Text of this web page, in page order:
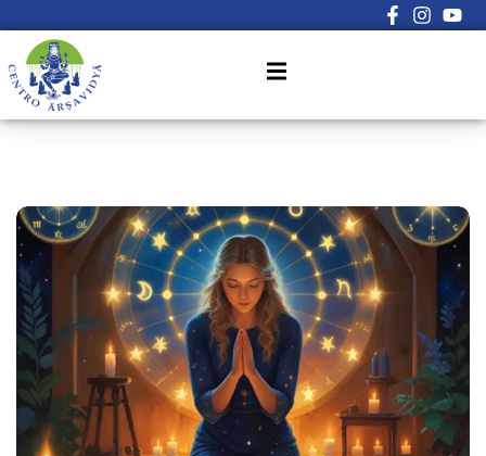
Sign in
Remember me Lost your password?